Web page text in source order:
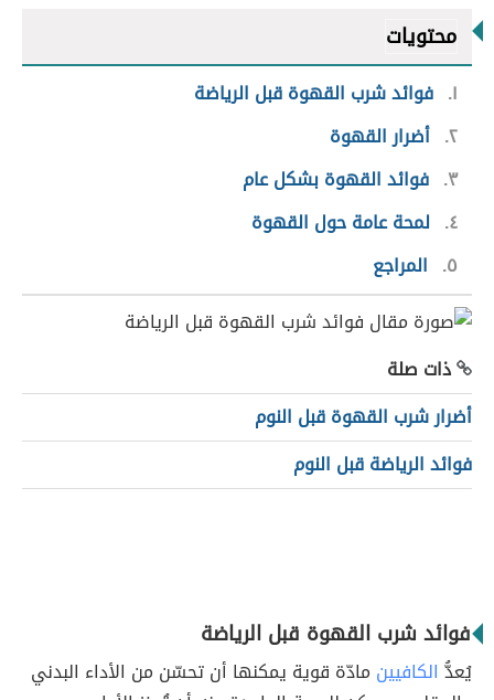
محتويات
١ فوائد شرب القهوة قبل الرياضة
٢ أضرار القهوة
٣ فوائد القهوة بشكل عام
٤ لمحة عامة حول القهوة
٥
المراجع
ذات صلة
أضرار شرب القهوة قبل النوم
فوائد الرياضة قبل النوم
فوائد شرب القهوة قبل الرياضة
يُعدُّ الكافيين مادّة قوية يمكنها أن تحسّن من الأداء البدني